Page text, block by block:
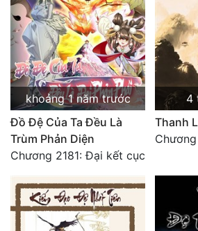
khoảng 1 năm trước
Đồ Đệ Của Ta Đều Là
Trùm Phản Diện
Chương 2181: Đại kết cục
4
Thanh